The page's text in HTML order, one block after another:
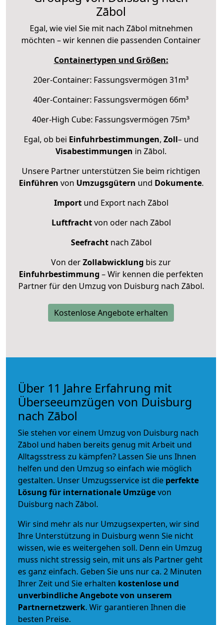
Zābol
Egal, wie viel Sie mit nach Zābol mitnehmen
möchten – wir kennen die passenden Container
Containertypen und Größen:
20er-Container: Fassungsvermögen 31m³
40er-Container: Fassungsvermögen 66m³
40er-High Cube: Fassungsvermögen 75m³
Egal, ob bei Einfuhrbestimmungen, Zoll– und
Visabestimmungen in Zābol.
Unsere Partner unterstützen Sie beim richtigen
Einführen von Umzugsgütern und Dokumente.
Importund Export nach Zābol
Luftfrachtvon oder nach Zābol
Seefrachtnach Zābol
Von derZollabwicklung bis zur
Einfuhrbestimmung – Wir kennen die perfekten
Partner für den Umzug von Duisburg nach Zābol.
Kostenlose Angebote erhalten
Über 11 Jahre Erfahrung mit
Überseeumzügen von Duisburg
nach Zābol
Sie stehen vor einem Umzug von Duisburg nach
Zābol und haben bereits genug mit Arbeit und
Alltagsstress zu kämpfen? Lassen Sie uns Ihnen
helfen und den Umzug so einfach wie möglich
gestalten. Unser Umzugsservice ist die perfekte
Lösung für internationale Umzügevon
Duisburg nach Zābol.
Wir sind mehr als nur Umzugsexperten, wir sind
Ihre Unterstützung in Duisburg wenn Sie nicht
wissen, wie es weitergehen soll. Denn ein Umzug
muss nicht stressig sein, mit uns als Partner geht
es ganz einfach. Geben Sie uns nur ca. 2 Minuten
Ihrer Zeit und Sie erhalten kostenlose und
unverbindlicheAngebote von unserem
Partnernetzwerk. Wir garantieren Ihnen die
besten Preise.